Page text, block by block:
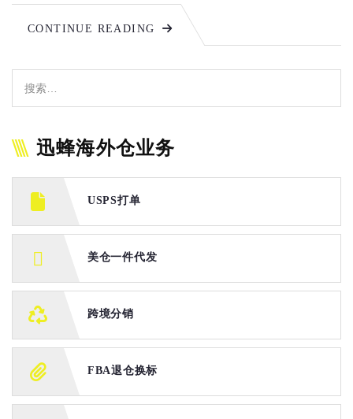
CONTINUE READING
迅蜂海外仓业务
USPS打单
美仓一件代发
跨境分销
FBA退仓换标